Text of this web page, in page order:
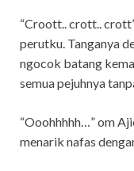
“Croott.. crott..
perutku. Tanganya
ngocok batang
semua pejuhnya
“Ooohhhhh…” om
menarik nafas